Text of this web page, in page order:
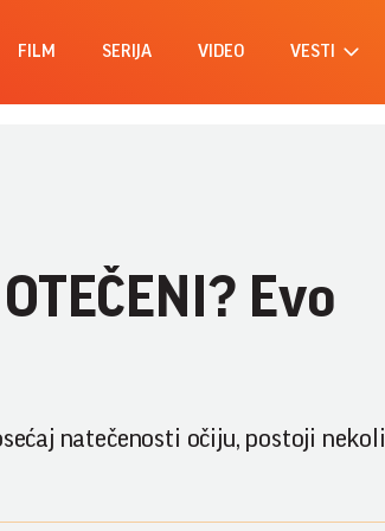
FILM SERIJA VIDEO VESTI
Evo
natečenosti očiju, postoji